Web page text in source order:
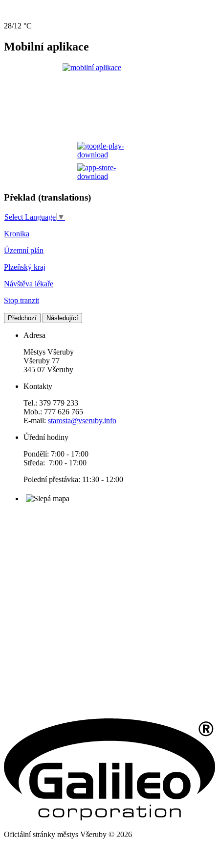
28/12 °C
Mobilní aplikace
Překlad (translations)
Select Language ▼
Kronika
Územní plán
Plzeňský kraj
Návštěva lékaře
Stop tranzit
Předchozí Následující
Adresa
Městys Všeruby
Všeruby 77
345 07 Všeruby
Kontakty
Tel.: 379 779 233
Mob.: 777 626 765
E-mail: starosta@vseruby.info
Úřední hodiny
Pondělí: 7:00 - 17:00
Středa: 7:00 - 17:00
Polední přestávka: 11:30 - 12:00
Oficiální stránky městys Všeruby © 2026